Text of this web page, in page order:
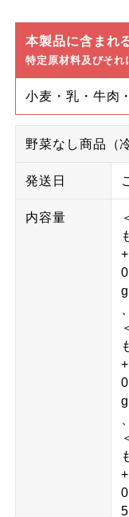
本製品に含まれ
特定原材料及びそ
小麦・乳・牛肉
野菜なし商品（
発送日
内容量